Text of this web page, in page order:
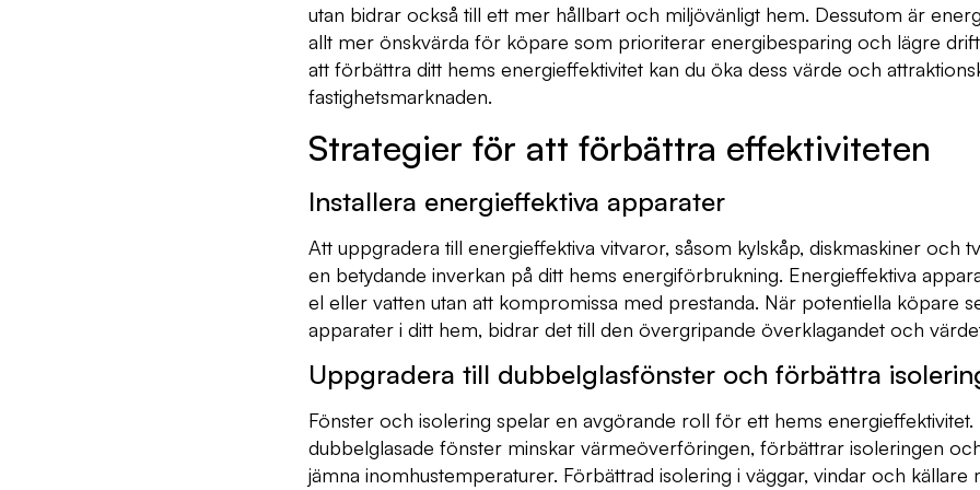
utan bidrar också till ett mer hållbart och miljövänligt hem. Dessutom är
allt mer önskvärda för köpare som prioriterar energibesparing och lägre
att förbättra ditt hems energieffektivitet kan du öka dess värde och
fastighetsmarknaden.
Strategier för att förbättra effektiviteten
Installera energieffektiva apparater
Att uppgradera till energieffektiva vitvaror, såsom kylskåp, diskmaskiner och
en betydande inverkan på ditt hems energiförbrukning. Energieffektiva
el eller vatten utan att kompromissa med prestanda. När potentiella köpare
apparater i ditt hem, bidrar det till den övergripande överklagandet och
Uppgradera till dubbelglasfönster och förbättra
Fönster och isolering spelar en avgörande roll för ett hems
dubbelglasade fönster minskar värmeöverföringen, förbättrar isoleringen
jämna inomhustemperaturer. Förbättrad isolering i väggar, vindar och källare